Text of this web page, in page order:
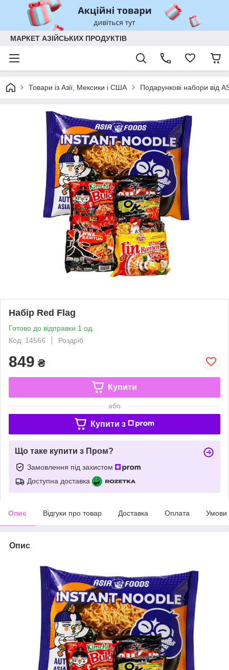
МАРКЕТ АЗІЙСЬКИХ ПРОДУКТІВ
Товари із Азії, Мексики і США Подарункові набори від
Набір Red Flag
Готово до відправки 1 од.
Код: 14566
Роздріб
849 ₴
Купити
або
Купити з
Що таке купити з Пром?
Замовлення під захистом
Доступна доставка
Опис Відгуки про товар Доставка Оплата Умови
Опис